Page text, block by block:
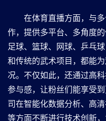
在体育直播方面，与
作，提供多平台、多角度
足球、篮球、网球、乒乓
和传统的武术项目，都能
况。不仅如此，还通过高
参与感，让粉丝们能享受
司在智能化数据分析、高
等方面不断进行技术创新